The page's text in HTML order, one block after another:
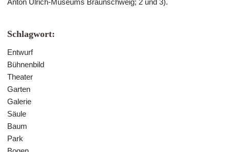
Anton Ulrich-Museums Braunschweig; 2 und 3).
Schlagwort:
Entwurf
Bühnenbild
Theater
Garten
Galerie
Säule
Baum
Park